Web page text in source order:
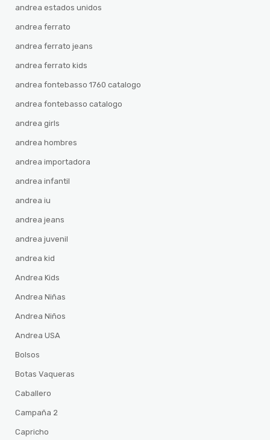
andrea estados unidos
andrea ferrato
andrea ferrato jeans
andrea ferrato kids
andrea fontebasso 1760 catalogo
andrea fontebasso catalogo
andrea girls
andrea hombres
andrea importadora
andrea infantil
andrea iu
andrea jeans
andrea juvenil
andrea kid
Andrea Kids
Andrea Niñas
Andrea Niños
Andrea USA
Bolsos
Botas Vaqueras
Caballero
Campaña 2
Capricho